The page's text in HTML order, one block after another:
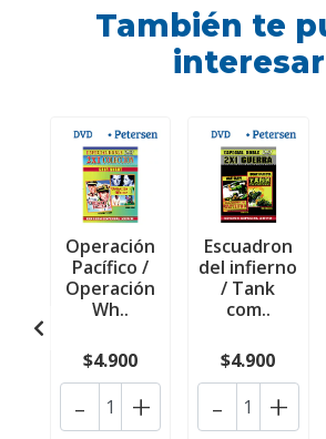
También te
interesar
Operación
Pacífico /
Operación
Wh..
$4.900
+
-
Escuadron
del infierno
/ Tank
com..
$4.900
+
-